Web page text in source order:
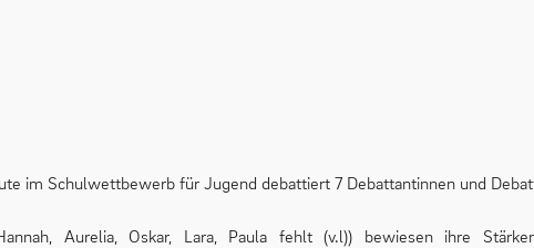
im Schulwettbewerb für Jugend debattiert 7 Debattantinnen und
Aurelia, Oskar, Lara, Paula fehlt (v.l)) bewiesen ihre